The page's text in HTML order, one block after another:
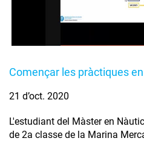
Començar les pràctiques en
21 d’oct. 2020
L'estudiant del Màster en
de 2a classe de la Marina